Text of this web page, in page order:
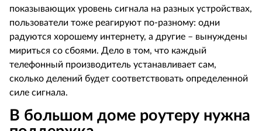
показывающих уровень сигнала на разных устройствах,
пользователи тоже реагируют по-разному: одни
радуются хорошему интернету, а другие – вынуждены
мириться со сбоями. Дело в том, что каждый
телефонный производитель устанавливает сам,
сколько делений будет соответствовать определенной
силе сигнала.
В большом доме роутеру нужна